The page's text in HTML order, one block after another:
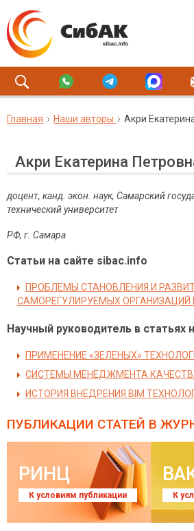
Главная Наши авторы Акри
Акри Екатерина
доцент, канд. экон. наук, Самарский
технический университет
РФ, г. Самара
Статьи на сайте sibac.info
ПРОБЛЕМЫ СТАНОВЛЕНИЯ И
САМОРЕГУЛИРУЕМЫХ ОРГАНИЗАЦИЙ
Научный руководитель в статьях
ПРИМЕНЕНИЕ «ЗЕЛЕНЫХ»
СИСТЕМЫ МЕНЕДЖМЕНТА
ИСТОРИЯ ВНЕДРЕНИЯ BIM
ПУБЛИКАЦИИ СТАТЕЙ В
РИНЦ
К условиям публикации К